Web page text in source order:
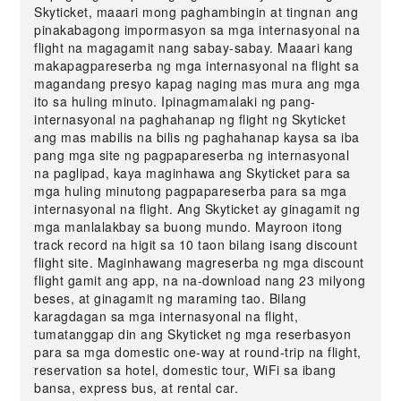
Skyticket, maaari mong paghambingin at tingnan ang
pinakabagong impormasyon sa mga internasyonal na
flight na magagamit nang sabay-sabay. Maaari kang
makapagpareserba ng mga internasyonal na flight sa
magandang presyo kapag naging mas mura ang mga
ito sa huling minuto. Ipinagmamalaki ng pang-
internasyonal na paghahanap ng flight ng Skyticket
ang mas mabilis na bilis ng paghahanap kaysa sa iba
pang mga site ng pagpapareserba ng internasyonal
na paglipad, kaya maginhawa ang Skyticket para sa
mga huling minutong pagpapareserba para sa mga
internasyonal na flight. Ang Skyticket ay ginagamit ng
mga manlalakbay sa buong mundo. Mayroon itong
track record na higit sa 10 taon bilang isang discount
flight site. Maginhawang magreserba ng mga discount
flight gamit ang app, na na-download nang 23 milyong
beses, at ginagamit ng maraming tao. Bilang
karagdagan sa mga internasyonal na flight,
tumatanggap din ang Skyticket ng mga reserbasyon
para sa mga domestic one-way at round-trip na flight,
reservation sa hotel, domestic tour, WiFi sa ibang
bansa, express bus, at rental car.